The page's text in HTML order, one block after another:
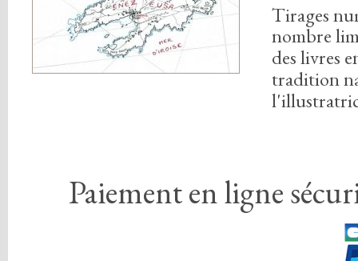
Tirages
nombre
des livres
tradition
Paiement en ligne